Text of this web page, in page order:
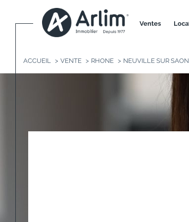
ventes
ACCUEIL VENTE RHONE NEUVILLE SUR